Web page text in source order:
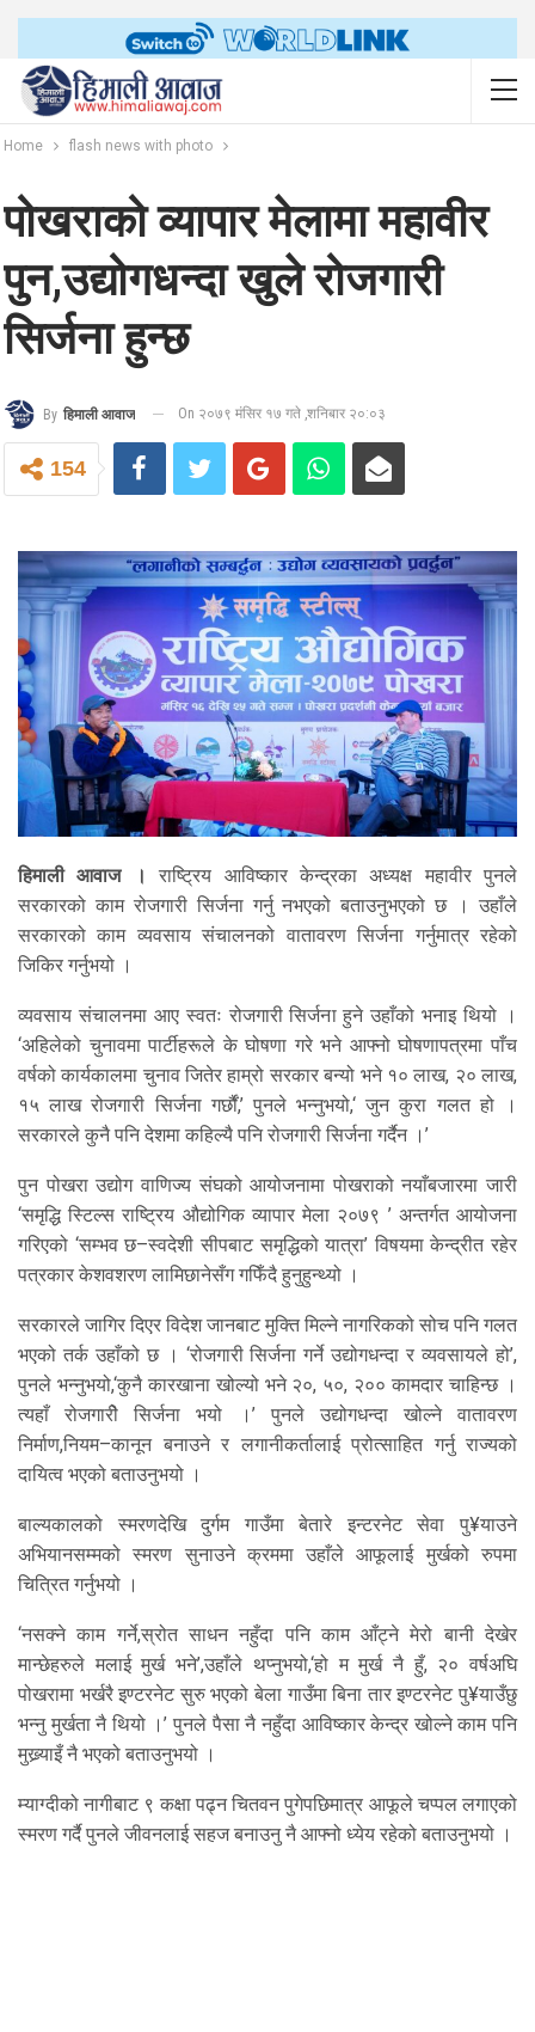
Home flash news with photo
पोखराको व्यापार मेलामा महावीर
पुन,उद्योगधन्दा खुले रोजगारी
सिर्जना हुन्छ
By हिमाली आवाज On २०७९ मंसिर १७ गते ,शनिबार २०:०३
154
हिमाली आवाज ।राष्ट्रिय आविष्कार केन्द्रका अध्यक्ष महावीर पुनले
सरकारको काम रोजगारी सिर्जना गर्नु नभएको बताउनुभएको छ । उहाँले
सरकारको काम व्यवसाय संचालनको वातावरण सिर्जना गर्नुमात्र रहेको
जिकिर गर्नुभयो ।
व्यवसाय संचालनमा आए स्वतः रोजगारी सिर्जना हुने उहाँको भनाइ थियो ।
‘अहिलेको चुनावमा पार्टीहरूले के घोषणा गरे भने आफ्नो घोषणापत्रमा पाँच
वर्षको कार्यकालमा चुनाव जितेर हाम्रो सरकार बन्यो भने १० लाख, २० लाख,
१५ लाख रोजगारी सिर्जना गर्छौं,’ पुनले भन्नुभयो,‘ जुन कुरा गलत हो ।
सरकारले कुनै पनि देशमा कहिल्यै पनि रोजगारी सिर्जना गर्दैन ।’
पुन पोखरा उद्योग वाणिज्य संघको आयोजनामा पोखराको नयाँबजारमा जारी
‘समृद्धि स्टिल्स राष्ट्रिय औद्योगिक व्यापार मेला २०७९ ’ अन्तर्गत आयोजना
गरिएको ‘सम्भव छ–स्वदेशी सीपबाट समृद्धिको यात्रा’ विषयमा केन्द्रीत रहेर
पत्रकार केशवशरण लामिछानेसँग गफिँदै हुनुहुन्थ्यो ।
सरकारले जागिर दिएर विदेश जानबाट मुक्ति मिल्ने नागरिकको सोच पनि गलत
भएको तर्क उहाँको छ । ‘रोजगारी सिर्जना गर्ने उद्योगधन्दा र व्यवसायले हो’,
पुनले भन्नुभयो,‘कुनै कारखाना खोल्यो भने २०, ५०, २०० कामदार चाहिन्छ ।
त्यहाँ रोजगारीे सिर्जना भयो ।’ पुनले उद्योगधन्दा खोल्ने वातावरण
निर्माण,नियम–कानून बनाउने र लगानीकर्तालाई प्रोत्साहित गर्नु राज्यको
दायित्व भएको बताउनुभयो ।
बाल्यकालको स्मरणदेखि दुर्गम गाउँमा बेतारे इन्टरनेट सेवा पु¥याउने
अभियानसम्मको स्मरण सुनाउने क्रममा उहाँले आफूलाई मुर्खको रुपमा
चित्रित गर्नुभयो ।
‘नसक्ने काम गर्ने,स्रोत साधन नहुँदा पनि काम आँट्ने मेरो बानी देखेर
मान्छेहरुले मलाई मुर्ख भने’,उहाँले थप्नुभयो,‘हो म मुर्ख नै हुँ, २० वर्षअघि
पोखरामा भर्खरै इण्टरनेट सुरु भएको बेला गाउँमा बिना तार इण्टरनेट पु¥याउँछु
भन्नु मुर्खता नै थियो ।’ पुनले पैसा नै नहुँदा आविष्कार केन्द्र खोल्ने काम पनि
मुख्र्याइँ नै भएको बताउनुभयो ।
म्याग्दीको नागीबाट ९ कक्षा पढ्न चितवन पुगेपछिमात्र आफूले चप्पल लगाएको
स्मरण गर्दै पुनले जीवनलाई सहज बनाउनु नै आफ्नो ध्येय रहेको बताउनुभयो ।